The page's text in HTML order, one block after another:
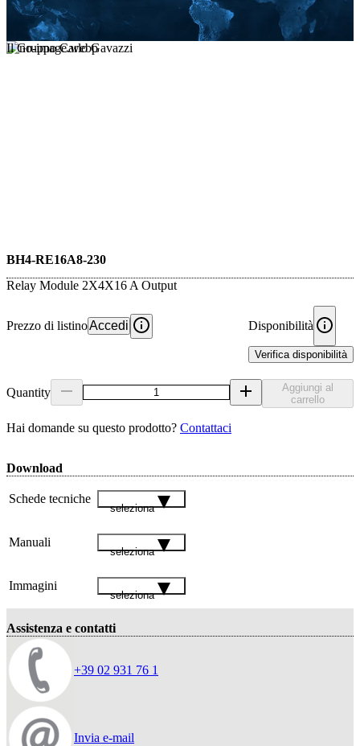
Il Gruppo Carlo Gavazzi
BH4-RE16A8-230
Relay Module 2X4X16 A Output
Prezzo di listinoAccedi Disponibilità
Verifica disponibilità
Quantity
Aggiungi al
carrello
Hai domande su questo prodotto? Contattaci
Download
Schede tecniche
seleziona
Manuali
seleziona
Immagini
seleziona
Assistenza e contatti
+39 02 931 76 1
Invia e-mail